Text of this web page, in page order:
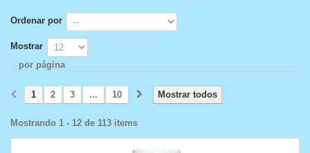
Ordenar por
Mostrar
por página
Mostrar todos
1 2 3 ... 10
Mostrando 1 - 12 de 113 items